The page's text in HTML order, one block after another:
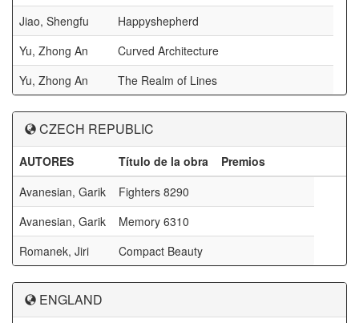
Jiao, Shengfu
Happyshepherd
Yu, Zhong An
Curved Architecture
Yu, Zhong An
The Realm of Lines
CZECH REPUBLIC
AUTORES Título de la obra
Premios
Avanesian, Garik
Fighters 8290
Avanesian, Garik
Memory 6310
Romanek, Jiri
Compact Beauty
ENGLAND